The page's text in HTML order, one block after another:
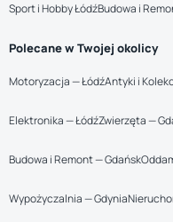
Sport i Hobby ŁódźBudowa i
Polecane w Twojej okolicy
Motoryzacja — ŁódźAntyki i
Elektronika — ŁódźZwierzęta —
Budowa i Remont — Gdańsk
Wypożyczalnia — Gdynia